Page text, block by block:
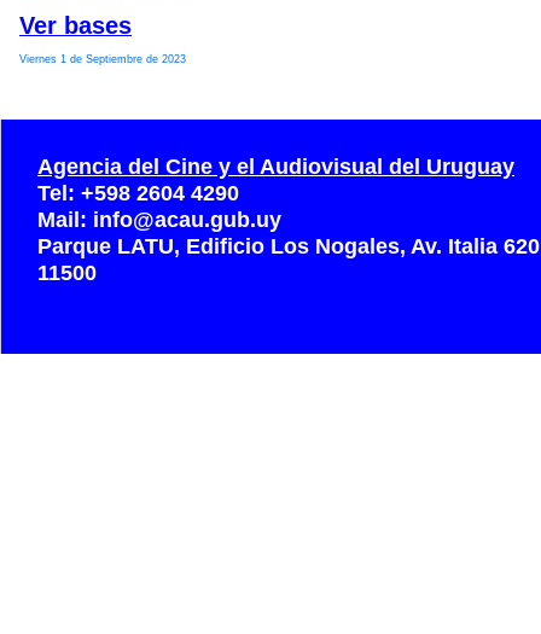
Ver bases
Viernes 1 de Septiembre de 2023
Agencia del Cine y el Audiovisual del Uruguay
Tel: +598 2604 4290
Mail: info@acau.gub.uy
Parque LATU, Edificio Los Nogales, Av. Italia
11500